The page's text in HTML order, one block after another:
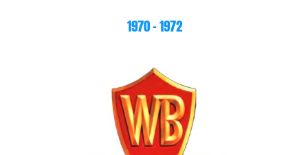
1970 – 1972